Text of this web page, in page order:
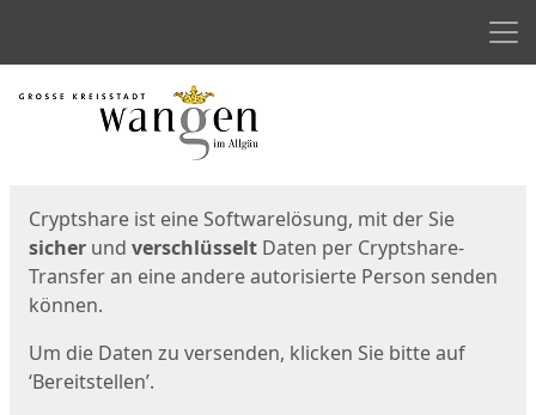
Start
Cryptshare ist eine Softwarelösung, mit der Sie
sicher und verschlüsselt Daten per Cryptshare-
Transfer an eine andere autorisierte Person senden
können.
Um die Daten zu versenden, klicken Sie bitte auf
‘Bereitstellen’.